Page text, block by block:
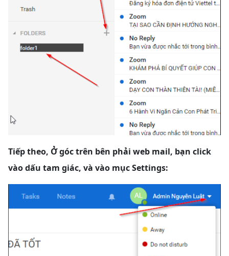
Tiếp theo, Ở góc trên bên phải web mail, bạn click
vào dấu tam giác, và vào mục Settings: